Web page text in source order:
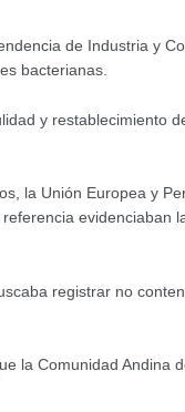
de Industria y
bacterianas.
y restablecimiento
la Unión Europea y
evidenciaban
registrar no
la Comunidad Andina